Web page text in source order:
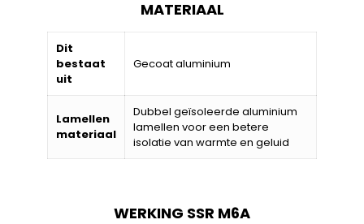
MATERIAAL
Dit
bestaat
uit
Gecoat aluminium
Lamellen
materiaal
Dubbel geïsoleerde aluminium
lamellen voor een betere
isolatie van warmte en geluid
WERKING SSR M6A